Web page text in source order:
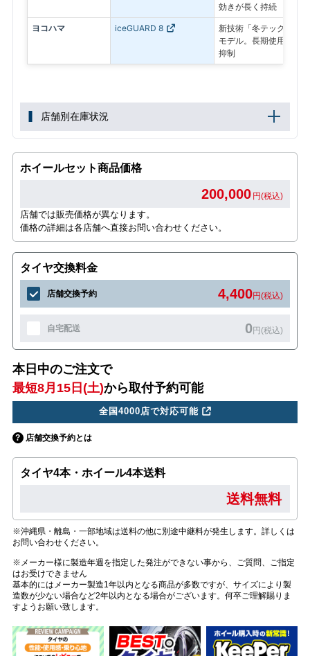
効きが長く持続
ヨコハマ iceGUARD 8
新技術「冬テック」で
モデル。長期使用後も
抑制
店舗別在庫状況
ホイールセット商品価格
200,000 円(税込)
店舗では販売価格が異なります。
価格の詳細は各店舗へ直接お問い合わせください。
タイヤ交換料金
店舗交換予約 4,400円(税込)
自宅配送 0円(税込)
本日中のご注文で
最短8月15日(土)から取付予約可能
全国4000店で対応可能
店舗交換予約とは
タイヤ4本・ホイール4本送料
送料無料
※沖縄県・離島・一部地域は送料の他に別途中継料が発生します。詳しくは
お問い合わせください。
※メーカー様に製造年週を指定した発注ができない事から、ご質問、ご指定
はお受けできません
基本的にはメーカー製造1年以内となる商品が多数ですが、サイズにより製
造数が少ない場合など2年以内となる場合がございます。何卒ご理解賜りま
すようお願い致します。